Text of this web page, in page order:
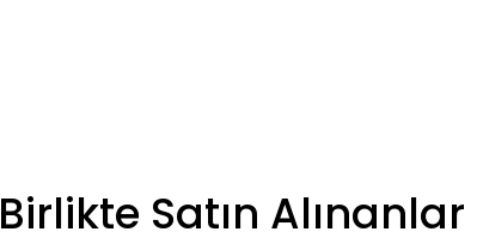
Birlikte Satın Alınanlar